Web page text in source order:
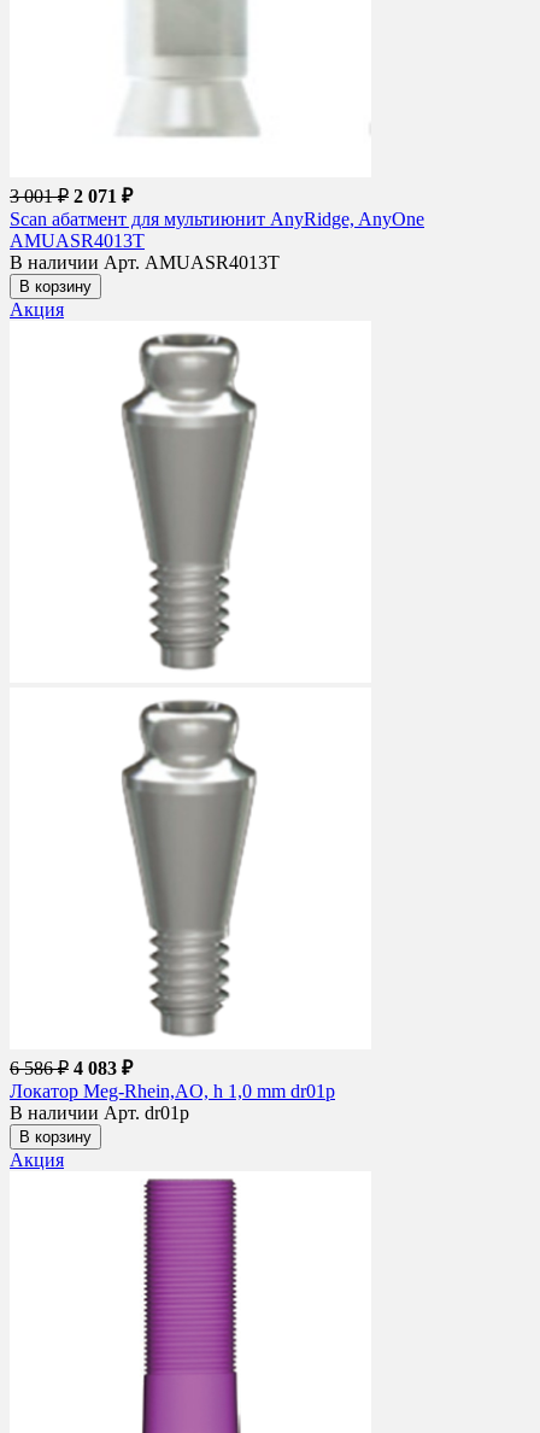
3 001 ₽ 2 071 ₽
Scan абатмент для мультиюнит AnyRidge, AnyOne
AMUASR4013T
В наличии Арт. AMUASR4013T
В корзину
Акция
6 586 ₽ 4 083 ₽
Локатор Meg-Rhein,AO, h 1,0 mm dr01p
В наличии Арт. dr01p
В корзину
Акция